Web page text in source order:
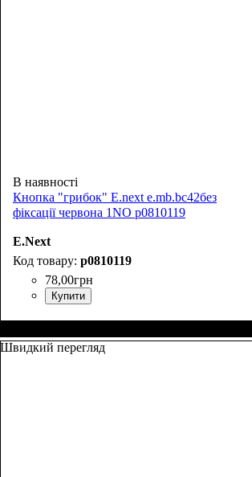
В наявності
Кнопка "грибок" E.next e.mb.bc42без
фіксації червона 1NO p0810119
E.Next
p0810119
78,00грн
Купити
Швидкий перегляд